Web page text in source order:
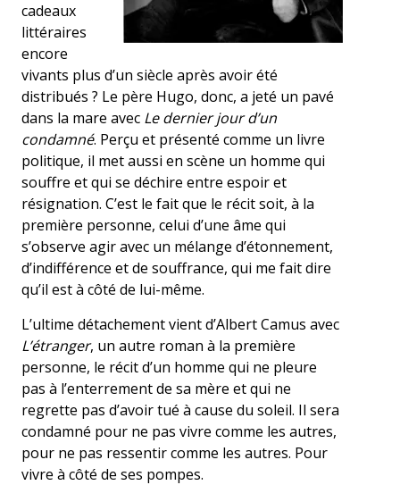
cadeaux
littéraires
encore
vivants plus d’un siècle après avoir été
distribués ? Le père Hugo, donc, a jeté un pavé
dans la mare avec Le dernier jour d’un
condamné. Perçu et présenté comme un livre
politique, il met aussi en scène un homme qui
souffre et qui se déchire entre espoir et
résignation. C’est le fait que le récit soit, à la
première personne, celui d’une âme qui
s’observe agir avec un mélange d’étonnement,
d’indifférence et de souffrance, qui me fait dire
qu’il est à côté de lui-même.
L’ultime détachement vient d’Albert Camus avec
L’étranger, un autre roman à la première
personne, le récit d’un homme qui ne pleure
pas à l’enterrement de sa mère et qui ne
regrette pas d’avoir tué à cause du soleil. Il sera
condamné pour ne pas vivre comme les autres,
pour ne pas ressentir comme les autres. Pour
vivre à côté de ses pompes.